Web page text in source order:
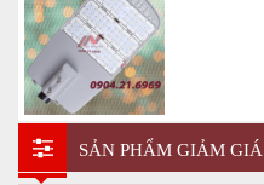
SẢN PHẨM GIẢM GIÁ